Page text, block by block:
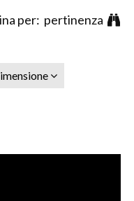
per: pertinenza